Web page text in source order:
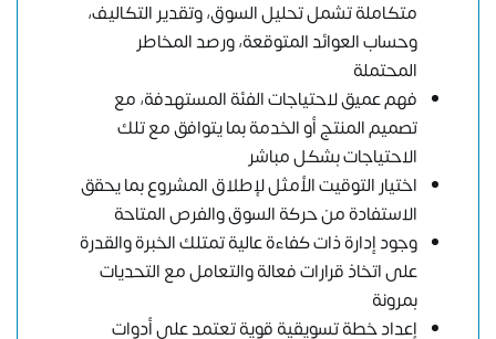
متكاملة تشمل تحليل السوق، وتقدير التكاليف،
وحساب العوائد المتوقعة، ورصد المخاطر
المحتملة
فهم عميق لاحتياجات الفئة المستهدفة، مع
تصميم المنتج أو الخدمة بما يتوافق مع تلك
الاحتياجات بشكل مباشر
اختيار التوقيت الأمثل لإطلاق المشروع بما يحقق
الاستفادة من حركة السوق والفرص المتاحة
وجود إدارة ذات كفاءة عالية تمتلك الخبرة والقدرة
على اتخاذ قرارات فعالة والتعامل مع التحديات
بمرونة
إعداد خطة تسويقية قوية تعتمد على أدوات